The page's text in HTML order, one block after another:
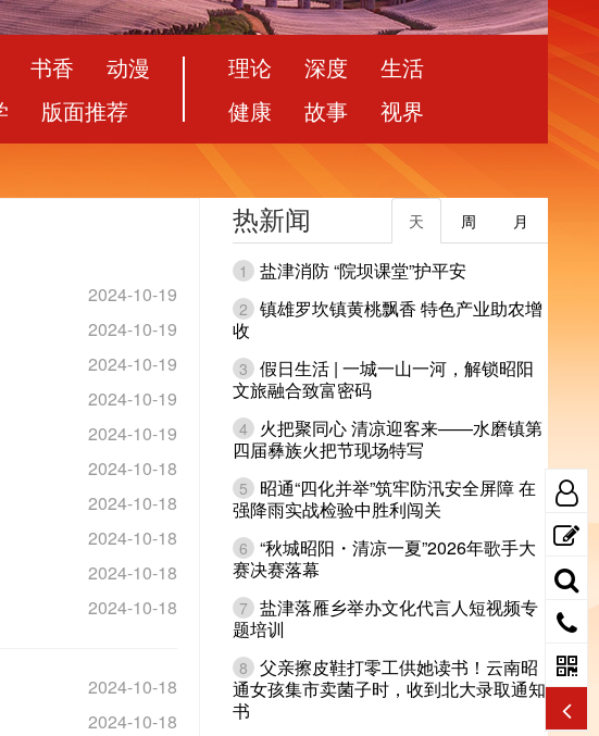
书香
动漫
版面推荐
理论 深度
生活
健康
故事 视界
2024-10-19
2024-10-19
2024-10-19
2024-10-19
2024-10-19
2024-10-18
2024-10-18
2024-10-18
2024-10-18
2024-10-18
2024-10-18
2024-10-18
热新闻 月
周
天
1 盐津消防 “院坝课堂”护平安
2 镇雄罗坎镇黄桃飘香 特色产业助农增
收
3 假日生活 | 一城一山一河，解锁昭阳
文旅融合致富密码
4
火把聚同心 清凉迎客来——水磨镇第
四届彝族火把节现场特写
5
昭通“四化并举”筑牢防汛安全屏障 在
强降雨实战检验中胜利闯关
6 “秋城昭阳・清凉一夏”2026年歌手大
赛决赛落幕
7 盐津落雁乡举办文化代言人短视频专
题培训
8 父亲擦皮鞋打零工供她读书！云南昭
通女孩集市卖菌子时，收到北大录取通知
书